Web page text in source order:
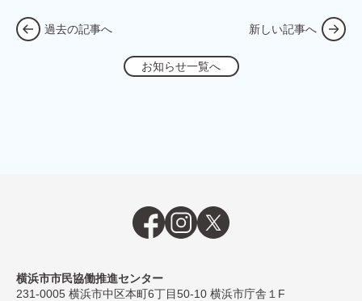
過去の記事へ
お知らせ一覧へ
新しい記事へ
横浜市市民協働推進センター
231-0005 横浜市中区本町6丁⽬50-10 横浜市庁舎１F